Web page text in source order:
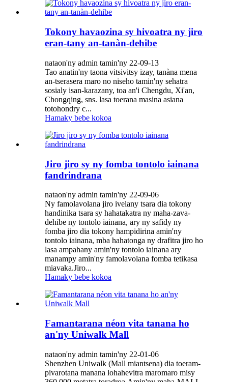
Tokony havaozina sy hivoatra ny jiro
eran-tany an-tanàn-dehibe
nataon'ny admin tamin'ny 22-09-13
Tao anatin'ny taona vitsivitsy izay, tanàna mena
an-tserasera maro no niseho tamin'ny sehatra
sosialy isan-karazany, toa an'i Chengdu, Xi'an,
Chongqing, sns. lasa toerana masina asiana
totohondry c...
Hamaky bebe kokoa
Jiro jiro sy ny fomba tontolo iainana
fandrindrana
nataon'ny admin tamin'ny 22-09-06
Ny famolavolana jiro ivelany tsara dia tokony
handinika tsara sy hahatakatra ny maha-zava-
dehibe ny tontolo iainana, ary ny safidy ny
fomba jiro dia tokony hampidirina amin'ny
tontolo iainana, mba hahatonga ny drafitra jiro ho
lasa ampahany amin'ny tontolo iainana ary
manampy amin'ny famolavolana fomba tetikasa
miavaka.Jiro...
Hamaky bebe kokoa
Famantarana néon vita tanana ho
an'ny Uniwalk Mall
nataon'ny admin tamin'ny 22-01-06
Shenzhen Uniwalk (Mall miantsena) dia toeram-
pivarotana manana lohahevitra maromaro misy